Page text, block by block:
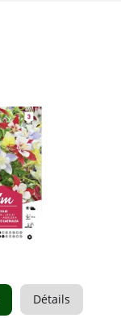
Détails